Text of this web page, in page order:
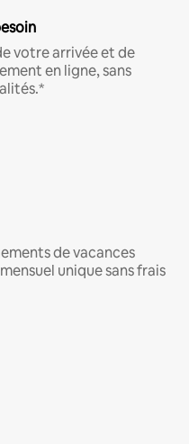
votre arrivée et de
en ligne, sans
de vacances
unique sans frais